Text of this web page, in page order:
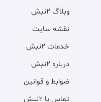
وبلاگ ۲نبش
نقشه سایت
خدمات ۲نبش
درباره ۲نبش
ضوابط و قوانین
تماس با ۲نبش